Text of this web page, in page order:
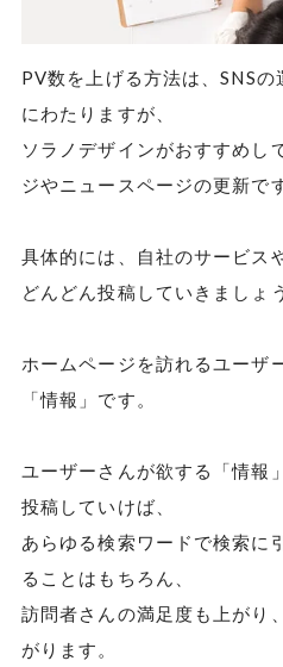
PV数を上げる方法は、SNS
にわたりますが、
ソラノデザインがおすすめし
ジやニュースページの更新で
具体的には、自社のサービス
どんどん投稿していきましょ
ホームページを訪れるユーザ
「情報」です。
ユーザーさんが欲する「情報
投稿していけば、
あらゆる検索ワードで検索に
ることはもちろん、
訪問者さんの満足度も上がり
がります。